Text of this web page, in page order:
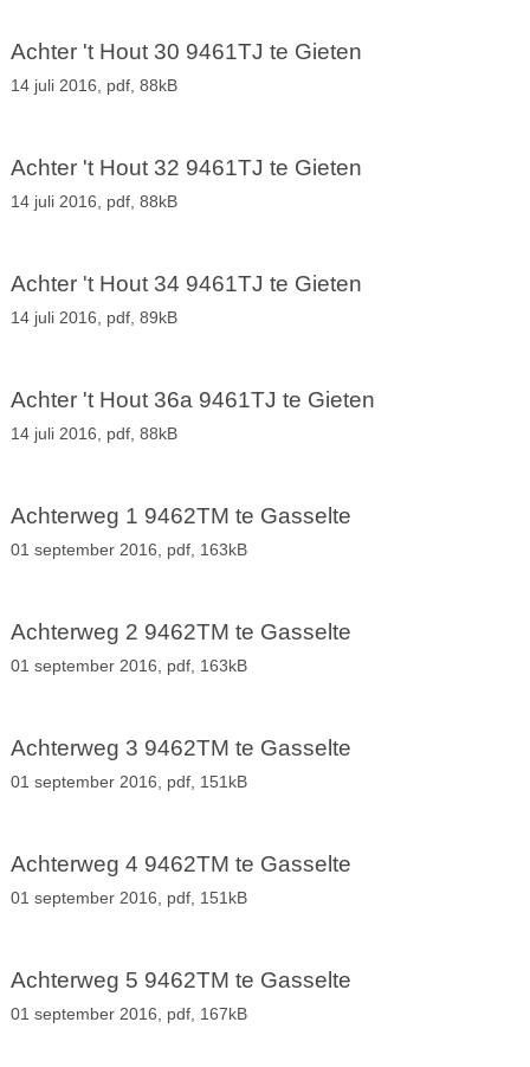
Achter 't Hout 30 9461TJ te Gieten
14 juli 2016, pdf, 88kB
Achter 't Hout 32 9461TJ te Gieten
14 juli 2016, pdf, 88kB
Achter 't Hout 34 9461TJ te Gieten
14 juli 2016, pdf, 89kB
Achter 't Hout 36a 9461TJ te Gieten
14 juli 2016, pdf, 88kB
Achterweg 1 9462TM te Gasselte
01 september 2016, pdf, 163kB
Achterweg 2 9462TM te Gasselte
01 september 2016, pdf, 163kB
Achterweg 3 9462TM te Gasselte
01 september 2016, pdf, 151kB
Achterweg 4 9462TM te Gasselte
01 september 2016, pdf, 151kB
Achterweg 5 9462TM te Gasselte
01 september 2016, pdf, 167kB